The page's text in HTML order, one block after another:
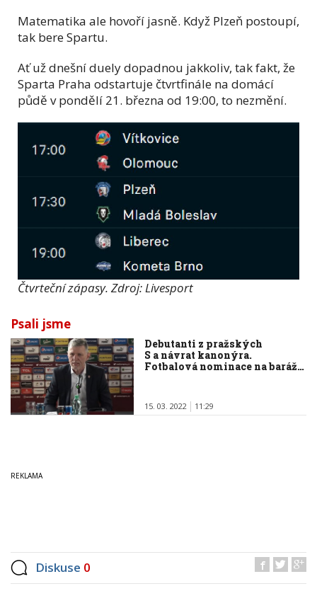
Matematika ale hovoří jasně. Když Plzeň postoupí,
tak bere Spartu.
Ať už dnešní duely dopadnou jakkoliv, tak fakt, že
Sparta Praha odstartuje čtvrtfinále na domácí
půdě v pondělí 21. března od 19:00, to nezmění.
Čtvrteční zápasy. Zdroj: Livesport
Psali jsme
Debutanti z pražských
S a návrat kanonýra.
Fotbalová nominace na baráž…
15. 03. 2022 11:29
Diskuse 0